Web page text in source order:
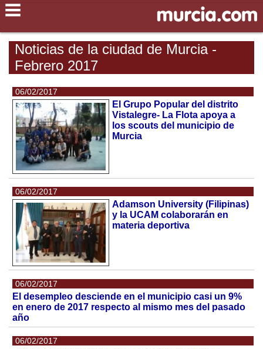
Noticias de la ciudad de Murcia -
Febrero 2017
06/02/2017
El Grupo Popular del distrito
Vistalegre- La Flota apoya a
los scouts del municipio de
Murcia
06/02/2017
Adamson University (Filipinas)
y la UCAM colaborarán en
materia deportiva
06/02/2017
El desempleo desciende en el municipio casi un 9%
en enero de 2017 respecto al mismo mes del pasado
año
06/02/2017